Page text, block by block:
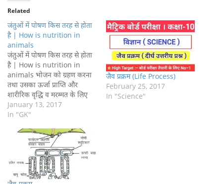
Related
जंतुओं में पोषण किस तरह से होता
है | How is nutrition in
animals
जंतुओं में पोषण किस तरह से होता
है | How is nutrition in
animals भोजन को ग्रहण करना
तथा उसका ऊर्जा प्राप्ति और
शारीरिक वृद्धि व मरम्मत के लिए
उपयोग करना ‘पोषण’ कहलाता है|
जन्तु आवश्यक पोषक पदार्थ भोजन
पदार्थ जो जंतुओं…
January 13, 2017
In "GK"
जैव प्रक्रम (Life Process)
February 25, 2017
In "Science"